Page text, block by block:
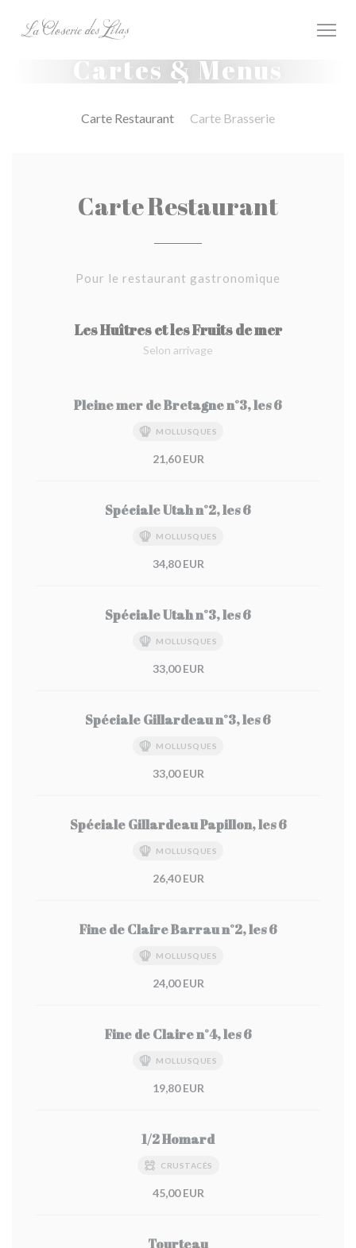
Cartes & Menus
Carte Restaurant Carte Brasserie
Carte Restaurant
Pour le restaurant gastronomique
Les Huîtres et les Fruits de mer
Selon arrivage
Pleine mer de Bretagne n°3, les 6
MOLLUSQUES
21,60 EUR
Spéciale Utah n°2, les 6
MOLLUSQUES
34,80 EUR
Spéciale Utah n°3, les 6
MOLLUSQUES
33,00 EUR
Spéciale Gillardeau n°3, les 6
MOLLUSQUES
33,00 EUR
Spéciale Gillardeau Papillon, les 6
MOLLUSQUES
26,40 EUR
Fine de Claire Barrau n°2, les 6
MOLLUSQUES
24,00 EUR
Fine de Claire n°4, les 6
MOLLUSQUES
19,80 EUR
1/2 Homard
CRUSTACÉS
45,00 EUR
Tourteau